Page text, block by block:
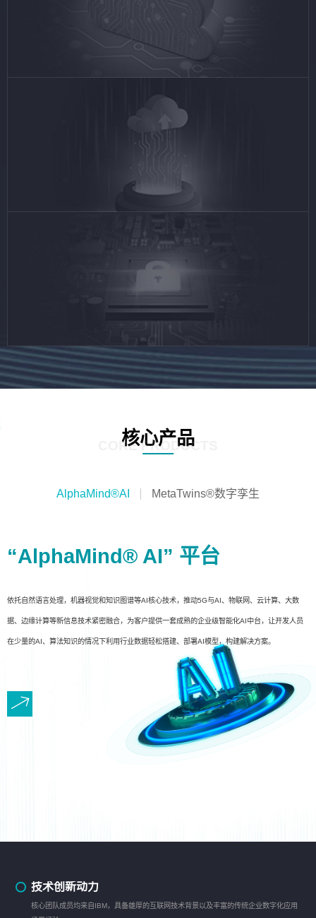
核心产品
CORE PRODUCTS
AlphaMind®AI MetaTwins®数字孪生
“AlphaMind® AI” 平台
依托自然语言处理，机器视觉和知识图谱等AI核心技术，推动5G与AI、物联网、云计算、大数
据、边缘计算等新信息技术紧密融合，为客户提供一套成熟的企业级智能化AI中台，让开发人员
在少量的AI、算法知识的情况下利用行业数据轻松搭建、部署AI模型，构建解决方案。
技术创新动力
核心团队成员均来自IBM，具备雄厚的互联网技术背景以及丰富的传统企业数字化应用